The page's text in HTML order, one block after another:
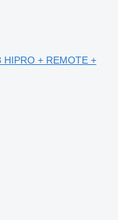
HIPRO + REMOTE +